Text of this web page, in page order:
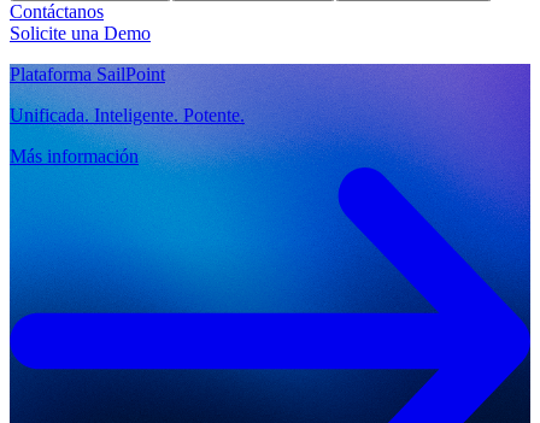
Contáctanos
Solicite una Demo
Plataforma SailPoint
Unificada. Inteligente. Potente.
Más información